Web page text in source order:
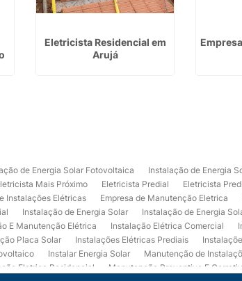
Eletricista Residencial em
Arujá
de Energia Solar Fotovoltaica Instalação de Energia
Mais Próximo Eletricista Predial Eletricista
Instalações Elétricas Empresa de Manutenção Eletrica
Instalação de Energia Solar Instalação de Energia
E Manutenção Elétrica Instalação Elétrica Comercial
Placa Solar Instalações Elétricas Prediais
Instalar Energia Solar Manutenção de
Eletrica Residencial
Manutenção Preventiva E